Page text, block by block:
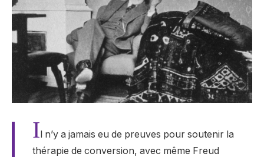
Il n’y a jamais eu de preuves pour soutenir la
thérapie de conversion, avec même Freud